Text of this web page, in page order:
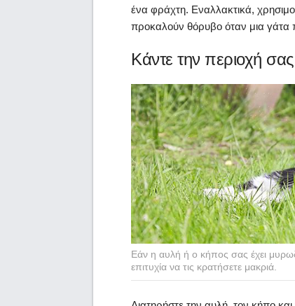
ένα φράχτη. Εναλλακτικά,
προκαλούν θόρυβο όταν μια γάτα
Κάντε την περιοχή σας
Εάν η αυλή ή ο κήπος σας έχει
επιτυχία να τις κρατήσετε μακριά.